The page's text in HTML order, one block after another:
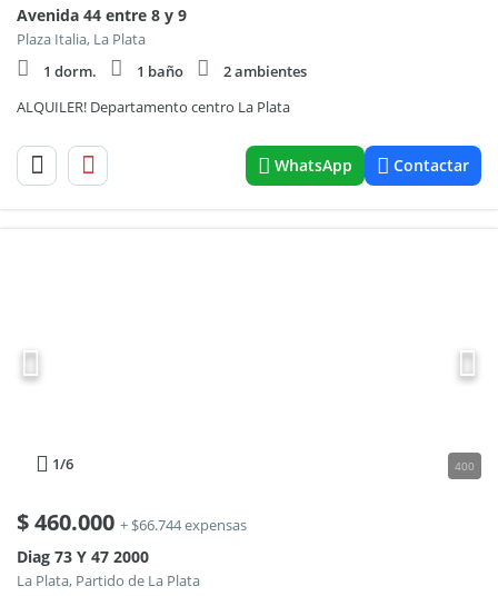
Avenida 44 entre 8 y 9
Plaza Italia, La Plata
1 dorm.
1 baño
2 ambientes
ALQUILER! Departamento centro La Plata
WhatsApp Contactar
1/6 400
$460.000 + $66.744 expensas
Diag 73 Y 47 2000
La Plata, Partido de La Plata